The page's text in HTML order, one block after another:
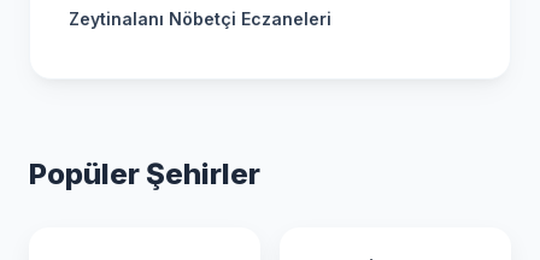
Zeytinalanı Nöbetçi Eczaneleri
Popüler Şehirler